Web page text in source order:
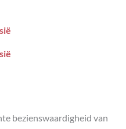
bezienswaardigheid van